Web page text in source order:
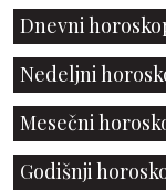
Dnevni
Nedeljni
Mesečni
Godišnji